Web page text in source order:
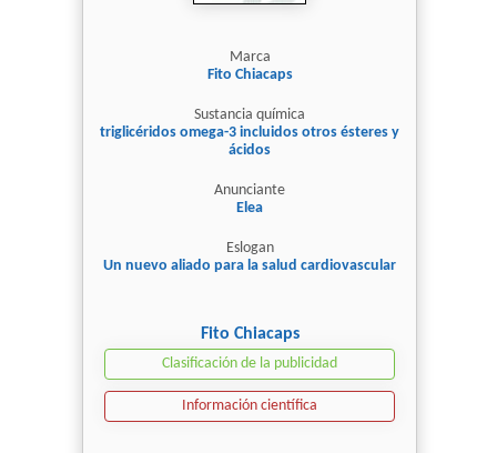
Marca
Fito Chiacaps
Sustancia química
triglicéridos omega-3 incluidos otros ésteres y
ácidos
Anunciante
Elea
Eslogan
Un nuevo aliado para la salud cardiovascular
Fito Chiacaps
Clasificación de la publicidad
Información científica